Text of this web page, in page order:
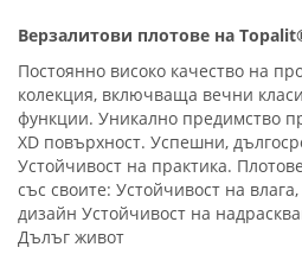
Верзалитови плотове на
Постоянно високо качество на
колекция, включваща вечни
функции. Уникално предимство
XD повърхност. Успешни,
Устойчивост на практика.
със своите: Устойчивост на
дизайн Устойчивост на
Дълъг живот
със
снимки